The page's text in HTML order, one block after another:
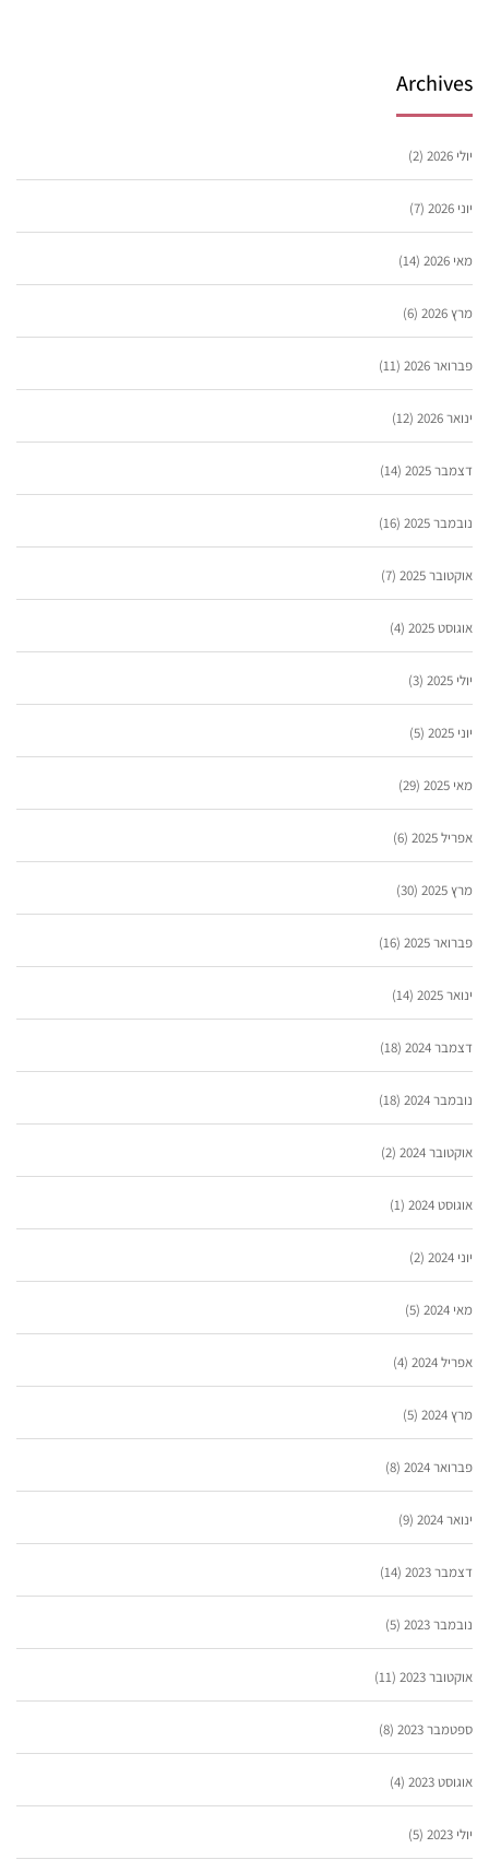
Archives
יולי 2026 (2)
יוני 2026 (7)
מאי 2026 (14)
מרץ 2026 (6)
פברואר 2026 (11)
ינואר 2026 (12)
דצמבר 2025 (14)
נובמבר 2025 (16)
אוקטובר 2025 (7)
אוגוסט 2025 (4)
יולי 2025 (3)
יוני 2025 (5)
מאי 2025 (29)
אפריל 2025 (6)
מרץ 2025 (30)
פברואר 2025 (16)
ינואר 2025 (14)
דצמבר 2024 (18)
נובמבר 2024 (18)
אוקטובר 2024 (2)
אוגוסט 2024 (1)
יוני 2024 (2)
מאי 2024 (5)
אפריל 2024 (4)
מרץ 2024 (5)
פברואר 2024 (8)
ינואר 2024 (9)
דצמבר 2023 (14)
נובמבר 2023 (5)
אוקטובר 2023 (11)
ספטמבר 2023 (8)
אוגוסט 2023 (4)
יולי 2023 (5)